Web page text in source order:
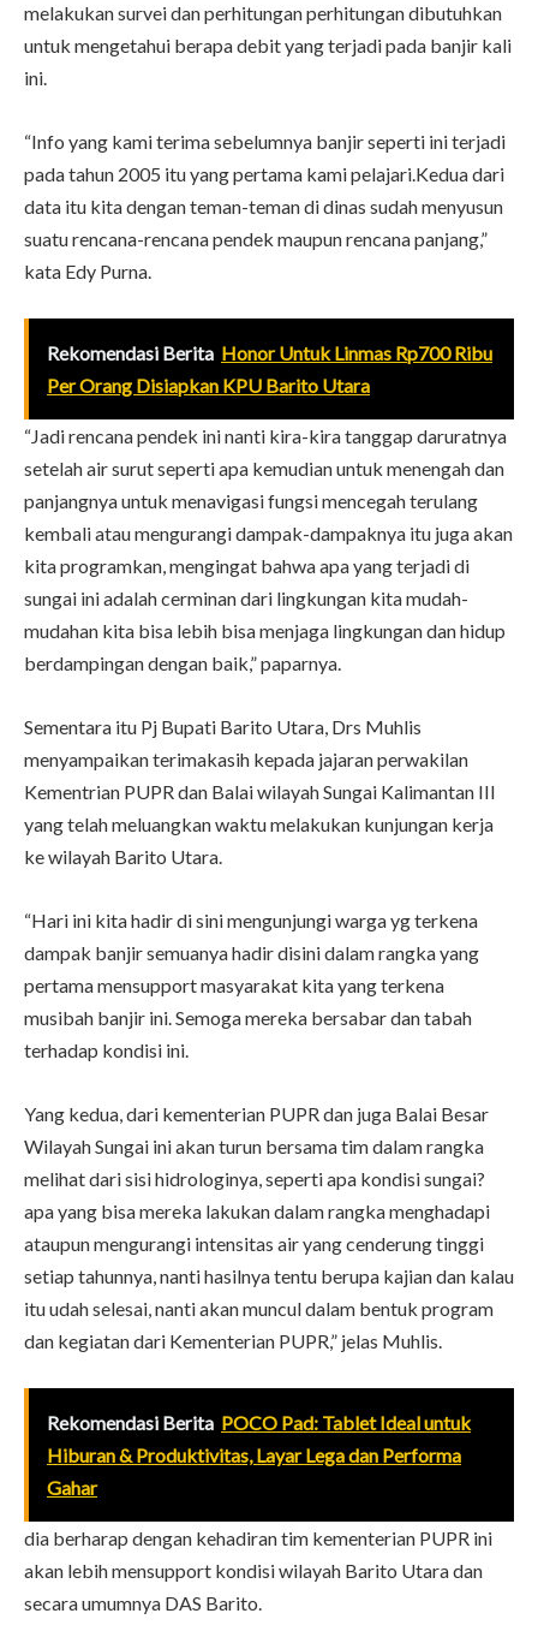
melakukan survei dan perhitungan perhitungan dibutuhkan
untuk mengetahui berapa debit yang terjadi pada banjir kali
ini.
“Info yang kami terima sebelumnya banjir seperti ini terjadi
pada tahun 2005 itu yang pertama kami pelajari.Kedua dari
data itu kita dengan teman-teman di dinas sudah menyusun
suatu rencana-rencana pendek maupun rencana panjang,”
kata Edy Purna.
Rekomendasi Berita Honor Untuk Linmas Rp700 Ribu
Per Orang Disiapkan KPU Barito Utara
“Jadi rencana pendek ini nanti kira-kira tanggap daruratnya
setelah air surut seperti apa kemudian untuk menengah dan
panjangnya untuk menavigasi fungsi mencegah terulang
kembali atau mengurangi dampak-dampaknya itu juga akan
kita programkan, mengingat bahwa apa yang terjadi di
sungai ini adalah cerminan dari lingkungan kita mudah-
mudahan kita bisa lebih bisa menjaga lingkungan dan hidup
berdampingan dengan baik,” paparnya.
Sementara itu Pj Bupati Barito Utara, Drs Muhlis
menyampaikan terimakasih kepada jajaran perwakilan
Kementrian PUPR dan Balai wilayah Sungai Kalimantan III
yang telah meluangkan waktu melakukan kunjungan kerja
ke wilayah Barito Utara.
“Hari ini kita hadir di sini mengunjungi warga yg terkena
dampak banjir semuanya hadir disini dalam rangka yang
pertama mensupport masyarakat kita yang terkena
musibah banjir ini. Semoga mereka bersabar dan tabah
terhadap kondisi ini.
Yang kedua, dari kementerian PUPR dan juga Balai Besar
Wilayah Sungai ini akan turun bersama tim dalam rangka
melihat dari sisi hidrologinya, seperti apa kondisi sungai?
apa yang bisa mereka lakukan dalam rangka menghadapi
ataupun mengurangi intensitas air yang cenderung tinggi
setiap tahunnya, nanti hasilnya tentu berupa kajian dan kalau
itu udah selesai, nanti akan muncul dalam bentuk program
dan kegiatan dari Kementerian PUPR,” jelas Muhlis.
Rekomendasi Berita POCO Pad: Tablet Ideal untuk
Hiburan & Produktivitas, Layar Lega dan Performa
Gahar
dia berharap dengan kehadiran tim kementerian PUPR ini
akan lebih mensupport kondisi wilayah Barito Utara dan
secara umumnya DAS Barito.